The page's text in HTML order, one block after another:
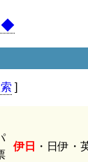
◆
]
伊日 ・日伊・